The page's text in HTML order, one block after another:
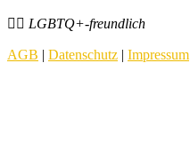
🏳️‍🌈 LGBTQ+-freundlich
AGB | Datenschutz | Impressum